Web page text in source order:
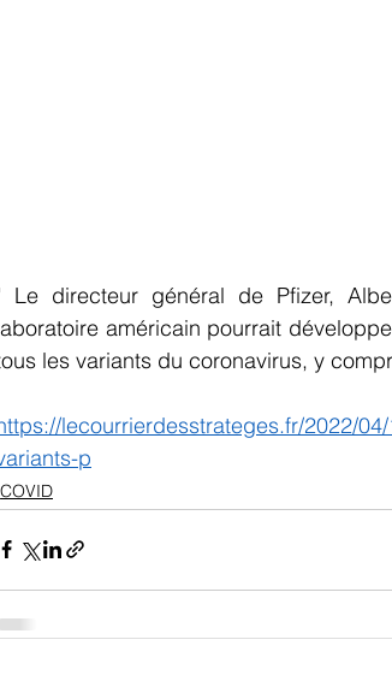
Le directeur général de Pfizer,
américain pourrait
les variants du coronavirus, y
lecourrierdesstrateges.fr/2022/
p
COVID